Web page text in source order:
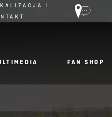
I
FAN SHOP